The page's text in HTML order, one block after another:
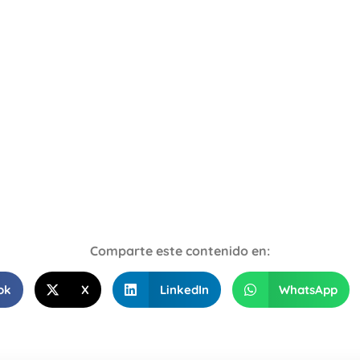
Comparte este contenido en:
X LinkedIn WhatsApp